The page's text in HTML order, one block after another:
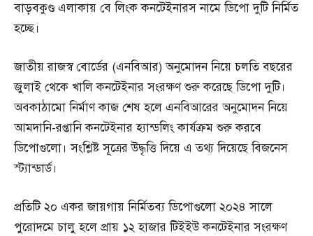
বাড়বকুণ্ড এলাকায় বে লিংক কনটেইনারস নামে ডিপো দুটি নির্মিত
হচ্ছে।
জাতীয় রাজস্ব বোর্ডের (এনবিআর) অনুমোদন নিয়ে চলতি বছরের
জুলাই থেকে খালি কনটেইনার সংরক্ষণ শুরু করেছে ডিপো দুটি।
অবকাঠামো নির্মাণ কাজ শেষ হলে এনবিআরের অনুমোদন নিয়ে
আমদানি-রপ্তানি কনটেইনার হ্যান্ডলিং কার্যক্রম শুরু করবে
ডিপোগুলো। সংশ্লিষ্ট সূত্রের উদ্ধৃত্তি দিয়ে এ তথ্য দিয়েছে বিজনেস
স্ট্যান্ডার্ড।
প্রতিটি ২০ একর জায়গায় নির্মিতব্য ডিপোগুলো ২০২৪ সালে
পুরোদমে চালু হলে প্রায় ১২ হাজার টিইইউ কনটেইনার সংরক্ষণ